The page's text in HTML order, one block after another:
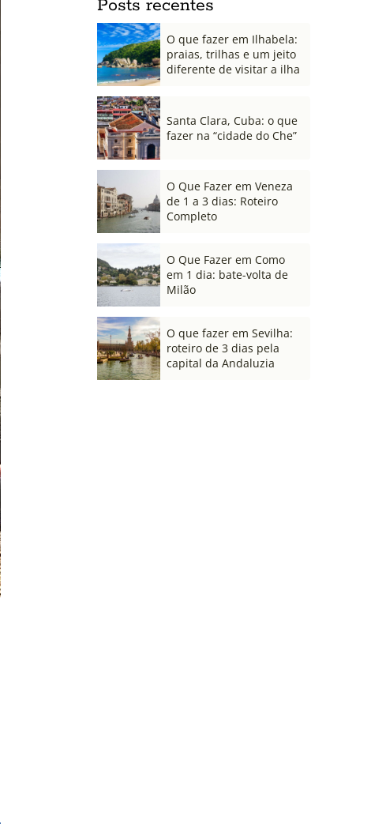
Posts recentes
O que fazer em Ilhabela:
praias, trilhas e um jeito
diferente de visitar a ilha
Santa Clara, Cuba: o que
fazer na “cidade do Che”
O Que Fazer em Veneza
de 1 a 3 dias: Roteiro
Completo
O Que Fazer em Como
em 1 dia: bate-volta de
Milão
O que fazer em Sevilha:
roteiro de 3 dias pela
capital da Andaluzia